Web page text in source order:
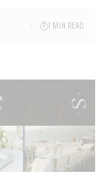
1 MIN READ